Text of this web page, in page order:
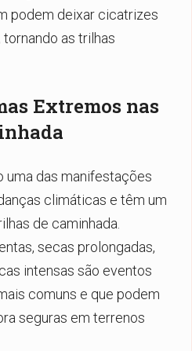
podem deixar cicatrizes
as trilhas
Extremos nas
uma das manifestações
climáticas e têm um
de caminhada.
secas prolongadas,
intensas são eventos
comuns e que podem
seguras em terrenos